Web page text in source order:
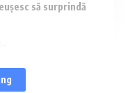
să surprindă
Concurs de